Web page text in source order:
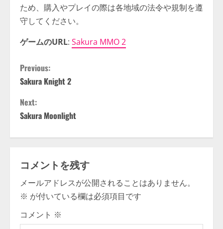
ため、購入やプレイの際は各地域の法令や規制を遵
守してください。
ゲームのURL: Sakura MMO 2
C
o
n
t
n
u
e
Previous:
Sakura Knight 2
Next:
Sakura Moonlight
コメントを残す
メールアドレスが公開されることはありません。
※ が付いている欄は必須項目です
コメント ※